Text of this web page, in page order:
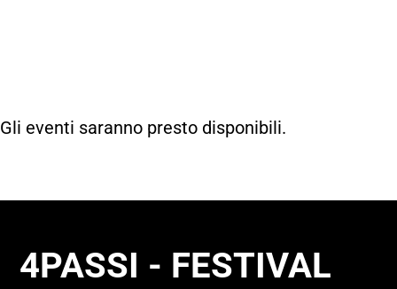
Gli eventi saranno presto disponibili.
4PASSI - FESTIVAL